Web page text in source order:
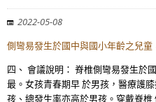
2022-05-08
側彎易發生於國中與國小年齡之兒
四、 會議說明： 脊椎側彎易發生於
最。女孩青春期早 於男孩，醫療護
孩、總發生率亦高於男孩。穿戴脊